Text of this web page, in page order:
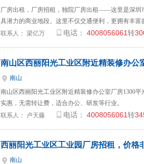
厂房出租，厂房招租，独院厂房出租——这里是深圳
具潜力的商业地段。这里不仅交通便利，更拥有丰富
联系人： 梁亿万 电话： 4008056061转
南山区西丽阳光工业区附近精装修办公
南山
南山区西丽阳光工业区附近精装修办公室厂房1300
实惠，无需转让费，适合办公、研发等行业。
联系人：
卢天藤 电话： 4008056061转
西丽阳光工业区工业园厂房招租，价格
南山